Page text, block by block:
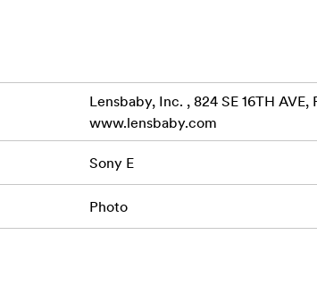
Lensbaby, Inc. , 824 SE 16TH
www.lensbaby.com
Sony E
Photo